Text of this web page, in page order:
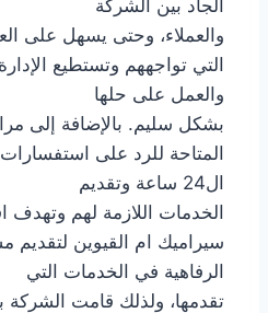
الجاد بين الشركة
والعملاء، وحتى يسهل على
التي تواجههم وتستطيع
والعمل على حلها
بشكل سليم. بالإضافة إلى
المتاحة للرد على استفسارات
ال24 ساعة وتقديم
الخدمات اللازمة لهم
سيراميك ام القيوين لتقديم
الرفاهية في الخدمات التي
تقدمها، ولذلك قامت الشركة